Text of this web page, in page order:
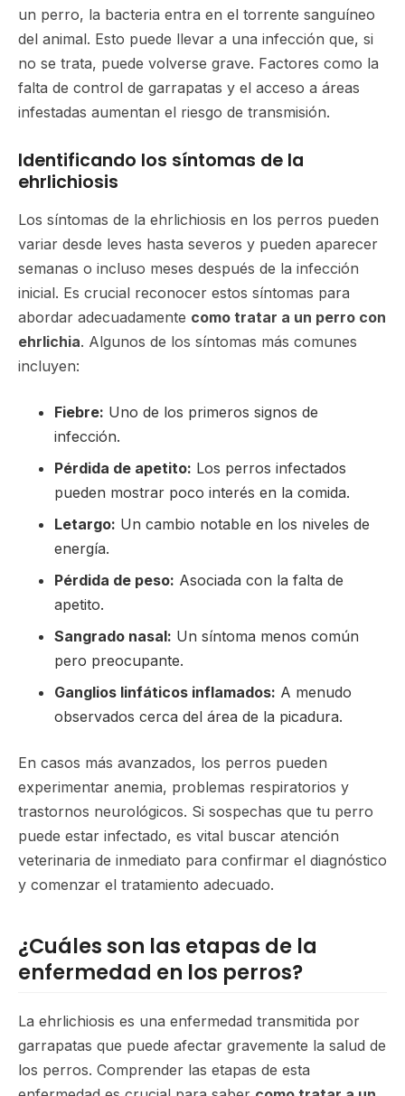
un perro, la bacteria entra en el torrente sanguíneo
del animal. Esto puede llevar a una infección que, si
no se trata, puede volverse grave. Factores como la
falta de control de garrapatas y el acceso a áreas
infestadas aumentan el riesgo de transmisión.
Identificando los síntomas de la
ehrlichiosis
Los síntomas de la ehrlichiosis en los perros pueden
variar desde leves hasta severos y pueden aparecer
semanas o incluso meses después de la infección
inicial. Es crucial reconocer estos síntomas para
abordar adecuadamente como tratar a un perro con
ehrlichia. Algunos de los síntomas más comunes
incluyen:
Fiebre: Uno de los primeros signos de
infección.
Pérdida de apetito: Los perros infectados
pueden mostrar poco interés en la comida.
Letargo: Un cambio notable en los niveles de
energía.
Pérdida de peso: Asociada con la falta de
apetito.
Sangrado nasal: Un síntoma menos común
pero preocupante.
Ganglios linfáticos inflamados: A menudo
observados cerca del área de la picadura.
En casos más avanzados, los perros pueden
experimentar anemia, problemas respiratorios y
trastornos neurológicos. Si sospechas que tu perro
puede estar infectado, es vital buscar atención
veterinaria de inmediato para confirmar el diagnóstico
y comenzar el tratamiento adecuado.
¿Cuáles son las etapas de la
enfermedad en los perros?
La ehrlichiosis es una enfermedad transmitida por
garrapatas que puede afectar gravemente la salud de
los perros. Comprender las etapas de esta